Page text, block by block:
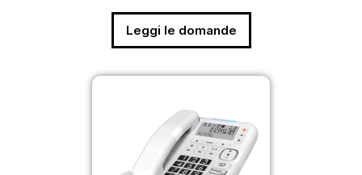
Leggi le domande